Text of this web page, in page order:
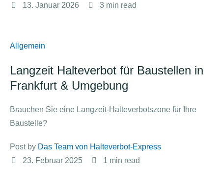
13. Januar 2026
3 min read
Allgemein
Langzeit Halteverbot für Baustellen in
Frankfurt & Umgebung
Brauchen Sie eine Langzeit-Halteverbotszone für Ihre
Baustelle?
Post by Das Team von Halteverbot-Express
23. Februar 2025
1 min read